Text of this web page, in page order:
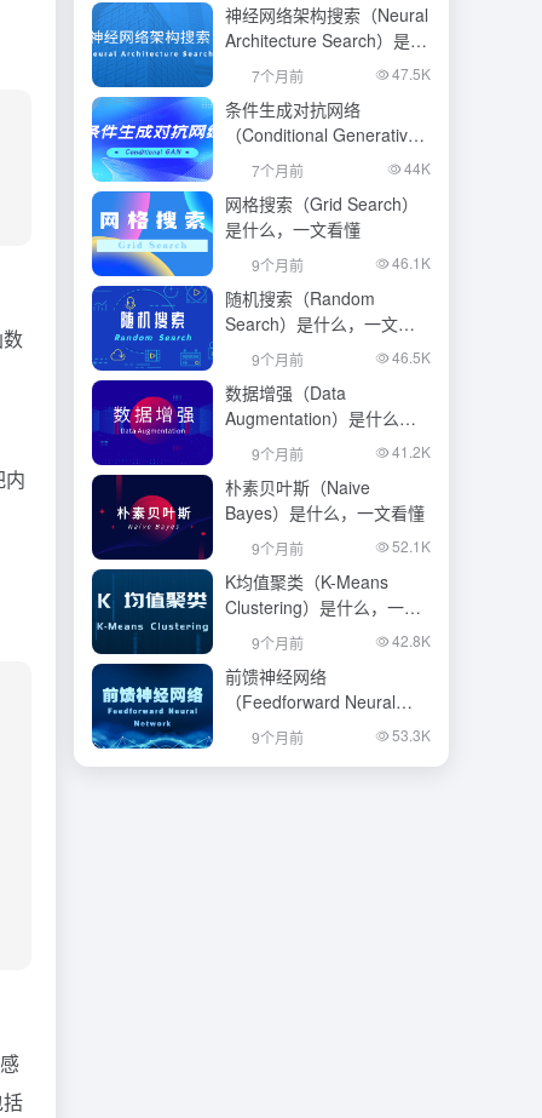
内
神经网络架构搜索（Neural
Architecture Search）是什
么，一文看懂
7个月前 47.5K
条件生成对抗网络
（Conditional Generative
Adversarial Network）是什
么，一文看懂
7个月前 44K
网格搜索（Grid Search）
是什么，一文看懂
9个月前 46.1K
随机搜索（Random
Search）是什么，一文看
9个月前 46.5K
数据增强（Data
Augmentation）是什么，
一文看懂
9个月前 41.2K
朴素贝叶斯（Naive
Bayes）是什么，一文看懂
9个月前 52.1K
K均值聚类（K-Means
Clustering）是什么，一文
看懂9个月前 42.8K
前馈神经网络
（Feedforward Neural
Network）是什么，一文看
9个月前 53.3K